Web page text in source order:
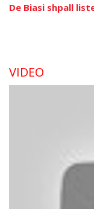
De Biasi shpall
VIDEO